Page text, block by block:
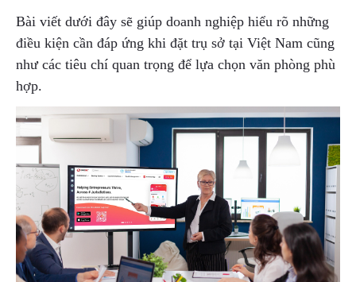
Bài viết dưới đây sẽ giúp doanh nghiệp hiểu rõ những
điều kiện cần đáp ứng khi đặt trụ sở tại Việt Nam cũng
như các tiêu chí quan trọng để lựa chọn văn phòng phù
hợp.